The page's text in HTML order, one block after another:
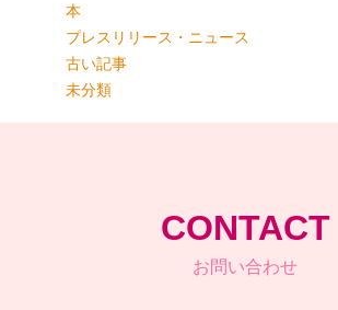
本
プレスリリース・ニュース
古い記事
未分類
CONTACT
お問い合わせ